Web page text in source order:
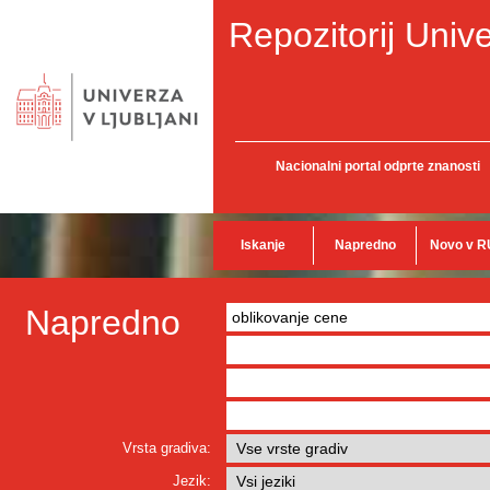
Repozitorij
Nacionalni portal odprte znanosti
Iskanje Napredno Novo v
Napredno
Vrsta gradiva:
Jezik: